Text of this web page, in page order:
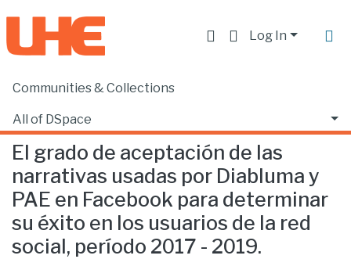
Log In
Communities & Collections
All of DSpace
Statistics
Home
El grado de aceptación de las
narrativas usadas por Diabluma y
PAE en Facebook para determinar
su éxito en los usuarios de la red
social, período 2017 - 2019.